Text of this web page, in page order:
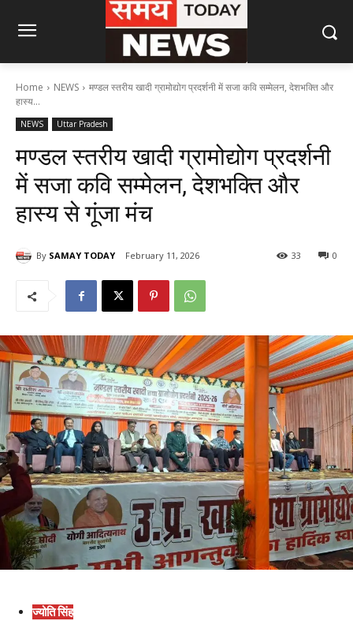
Home NEWS
मण्डल स्तरीय खादी ग्रामोद्योग प्रदर्शनी में सजा कवि सम्मेलन, देशभक्ति और
हास्य...
NEWS Uttar Pradesh
मण्डल स्तरीय खादी ग्रामोद्योग प्रदर्शनी
में सजा कवि सम्मेलन, देशभक्ति और
हास्य से गूंजा मंच
By SAMAY TODAY February 11, 2026 0
33
ज्योति सिंह